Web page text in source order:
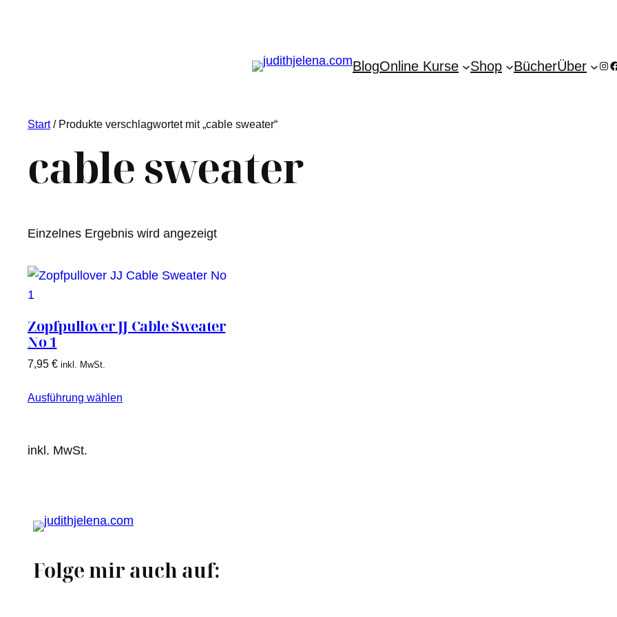
BlogOnline Kurse Shop BücherÜber
Start/ Produkte verschlagwortet mit „cable sweater“
cable sweater
Einzelnes Ergebnis wird angezeigt
Zopfpullover JJ Cable Sweater
No 1
7,95 € inkl. MwSt.
Ausführung wählen
inkl. MwSt.
Folge mir auch auf: